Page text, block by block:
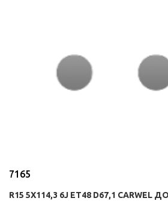
7165
R15 5X114,3 6J ET48 D67,1 CARWEL